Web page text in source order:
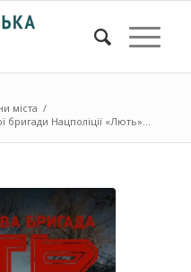
міста /
бригади Нацполіції «Лють»...